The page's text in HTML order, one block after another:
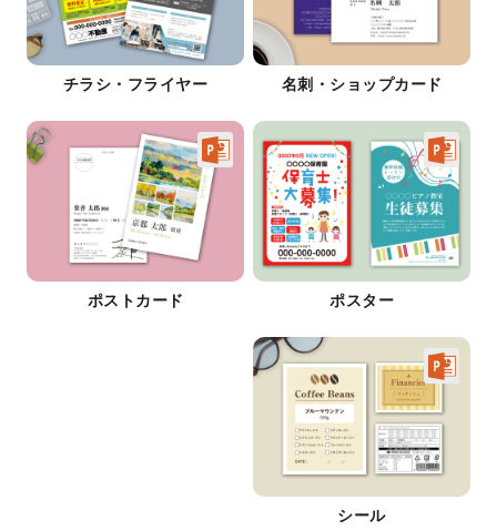
チラシ・フライヤー 名刺・ショップカード
ポストカード ポスター
シール